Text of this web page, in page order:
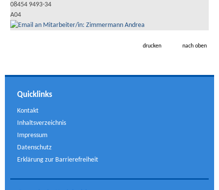
08454 9493-34
A04
drucken nach oben
Quicklinks
Kontakt
Inhaltsverzeichnis
Impressum
Datenschutz
Erklärung zur Barrierefreiheit